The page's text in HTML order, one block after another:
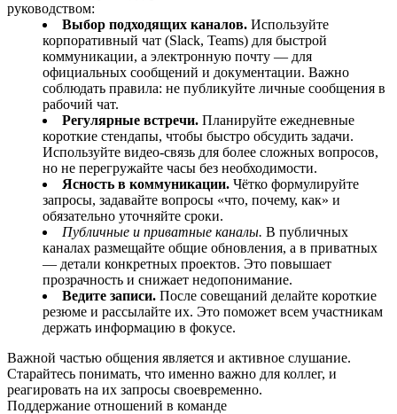
руководством:
Выбор подходящих каналов. Используйте
корпоративный чат (Slack, Teams) для быстрой
коммуникации, а электронную почту — для
официальных сообщений и документации. Важно
соблюдать правила: не публикуйте личные сообщения в
рабочий чат.
Регулярные встречи. Планируйте ежедневные
короткие стендапы, чтобы быстро обсудить задачи.
Используйте видео‑связь для более сложных вопросов,
но не перегружайте часы без необходимости.
Ясность в коммуникации. Чётко формулируйте
запросы, задавайте вопросы «что, почему, как» и
обязательно уточняйте сроки.
Публичные и приватные каналы. В публичных
каналах размещайте общие обновления, а в приватных
— детали конкретных проектов. Это повышает
прозрачность и снижает недопонимание.
Ведите записи. После совещаний делайте короткие
резюме и рассылайте их. Это поможет всем участникам
держать информацию в фокусе.
Важной частью общения является и активное слушание.
Старайтесь понимать, что именно важно для коллег, и
реагировать на их запросы своевременно.
Поддержание отношений в команде